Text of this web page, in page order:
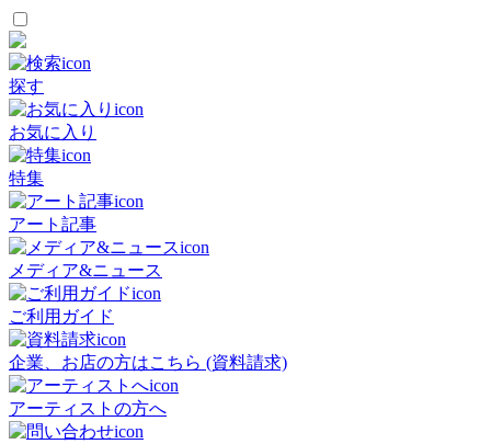
探す
お気に入り
特集
アート記事
メディア&ニュース
ご利用ガイド
企業、お店の方はこちら (資料請求)
アーティストの方へ